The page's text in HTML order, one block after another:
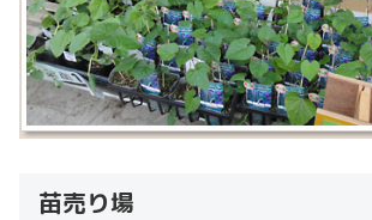
苗売り場